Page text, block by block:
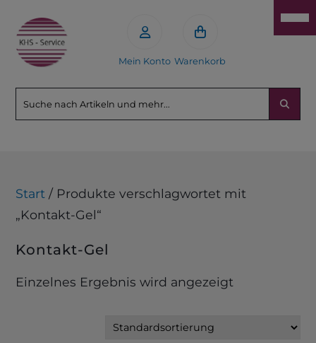
Mein Konto Warenkorb
Start / Produkte verschlagwortet mit
„Kontakt-Gel“
Kontakt-Gel
Einzelnes Ergebnis wird angezeigt